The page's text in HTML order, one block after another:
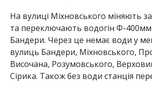
На вулиці Міхновського міняють
та переключають водогін Ф-
Бандери. Через це немає води у
вулиць Бандери, Міхновського,
Височана, Розумовського,
Сірика. Також без води станція